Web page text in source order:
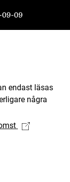
09
endast läsas
några